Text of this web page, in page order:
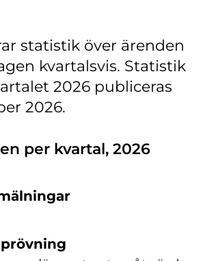
statistik över ärenden
kvartalsvis. Statistik
2026 publiceras
2026.
per kvartal, 2026